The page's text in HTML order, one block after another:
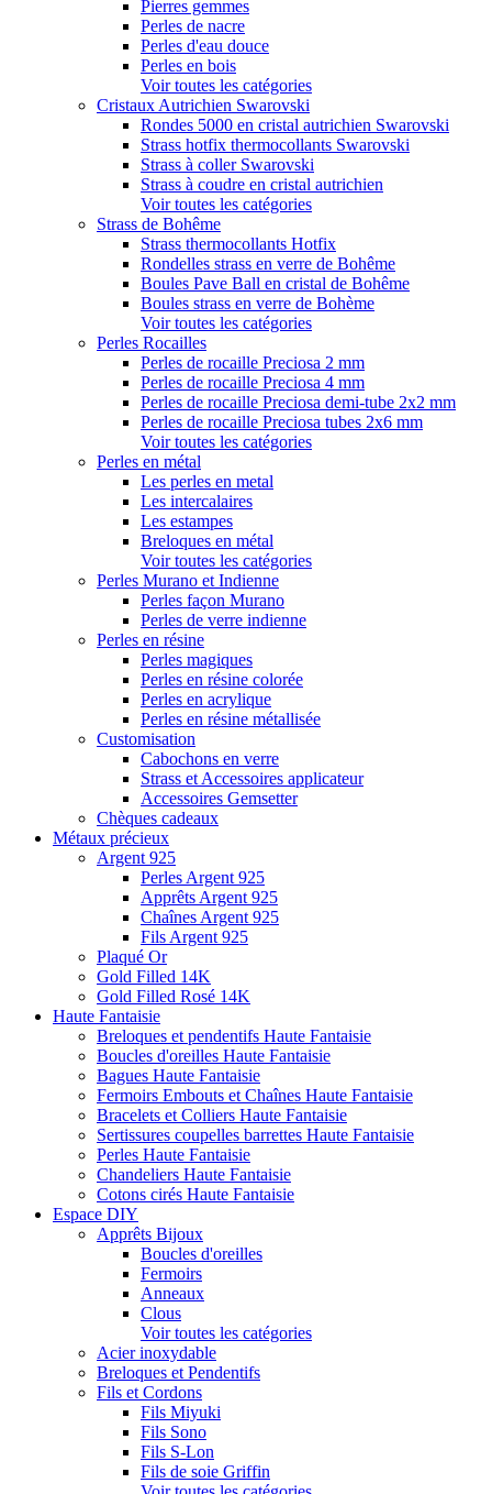
Pierres gemmes
Perles de nacre
Perles d'eau douce
Perles en bois
Voir toutes les catégories
Cristaux Autrichien Swarovski
Rondes 5000 en cristal autrichien Swarovski
Strass hotfix thermocollants Swarovski
Strass à coller Swarovski
Strass à coudre en cristal autrichien
Voir toutes les catégories
Strass de Bohême
Strass thermocollants Hotfix
Rondelles strass en verre de Bohême
Boules Pave Ball en cristal de Bohême
Boules strass en verre de Bohème
Voir toutes les catégories
Perles Rocailles
Perles de rocaille Preciosa 2 mm
Perles de rocaille Preciosa 4 mm
Perles de rocaille Preciosa demi-tube 2x2 mm
Perles de rocaille Preciosa tubes 2x6 mm
Voir toutes les catégories
Perles en métal
Les perles en metal
Les intercalaires
Les estampes
Breloques en métal
Voir toutes les catégories
Perles Murano et Indienne
Perles façon Murano
Perles de verre indienne
Perles en résine
Perles magiques
Perles en résine colorée
Perles en acrylique
Perles en résine métallisée
Customisation
Cabochons en verre
Strass et Accessoires applicateur
Accessoires Gemsetter
Chèques cadeaux
Métaux précieux
Argent 925
Perles Argent 925
Apprêts Argent 925
Chaînes Argent 925
Fils Argent 925
Plaqué Or
Gold Filled 14K
Gold Filled Rosé 14K
Haute Fantaisie
Breloques et pendentifs Haute Fantaisie
Boucles d'oreilles Haute Fantaisie
Bagues Haute Fantaisie
Fermoirs Embouts et Chaînes Haute Fantaisie
Bracelets et Colliers Haute Fantaisie
Sertissures coupelles barrettes Haute Fantaisie
Perles Haute Fantaisie
Chandeliers Haute Fantaisie
Cotons cirés Haute Fantaisie
Espace DIY
Apprêts Bijoux
Boucles d'oreilles
Fermoirs
Anneaux
Clous
Voir toutes les catégories
Acier inoxydable
Breloques et Pendentifs
Fils et Cordons
Fils Miyuki
Fils Sono
Fils S-Lon
Fils de soie Griffin